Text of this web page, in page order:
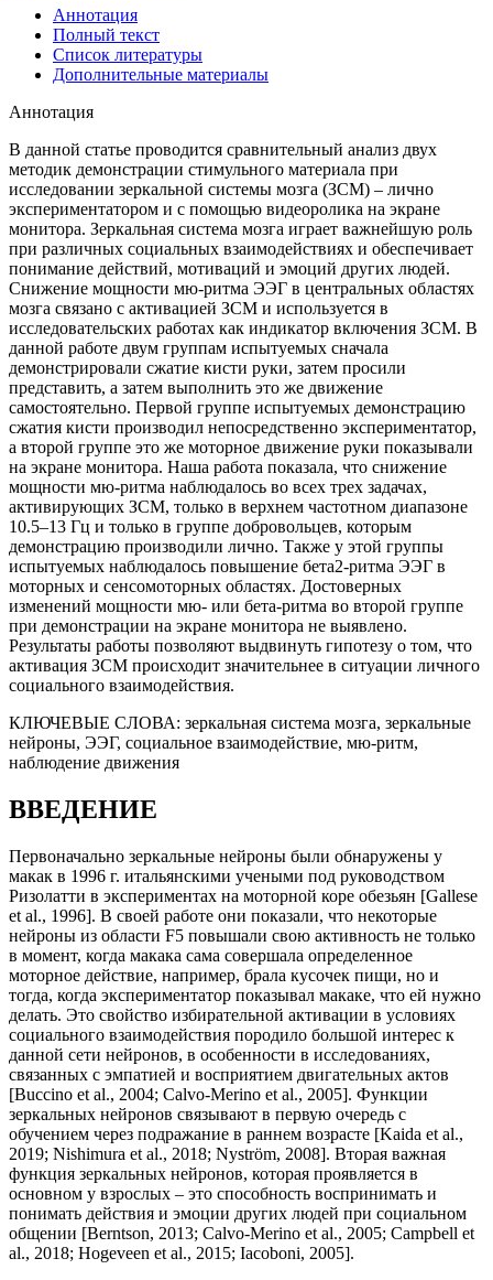
Аннотация
Полный текст
Список литературы
Дополнительные материалы
Аннотация
В данной статье проводится сравнительный анализ двух
методик демонстрации стимульного материала при
исследовании зеркальной системы мозга (ЗСМ) – лично
экспериментатором и с помощью видеоролика на экране
монитора. Зеркальная система мозга играет важнейшую роль
при различных социальных взаимодействиях и обеспечивает
понимание действий, мотиваций и эмоций других людей.
Снижение мощности мю-ритма ЭЭГ в центральных областях
мозга связано с активацией ЗСМ и используется в
исследовательских работах как индикатор включения ЗСМ. В
данной работе двум группам испытуемых сначала
демонстрировали сжатие кисти руки, затем просили
представить, а затем выполнить это же движение
самостоятельно. Первой группе испытуемых демонстрацию
сжатия кисти производил непосредственно экспериментатор,
а второй группе это же моторное движение руки показывали
на экране монитора. Наша работа показала, что снижение
мощности мю-ритма наблюдалось во всех трех задачах,
активирующих ЗСМ, только в верхнем частотном диапазоне
10.5–13 Гц и только в группе добровольцев, которым
демонстрацию производили лично. Также у этой группы
испытуемых наблюдалось повышение бета2-ритма ЭЭГ в
моторных и сенсомоторных областях. Достоверных
изменений мощности мю- или бета-ритма во второй группе
при демонстрации на экране монитора не выявлено.
Результаты работы позволяют выдвинуть гипотезу о том, что
активация ЗСМ происходит значительнее в ситуации личного
социального взаимодействия.
КЛЮЧЕВЫЕ СЛОВА: зеркальная система мозга, зеркальные
нейроны, ЭЭГ, социальное взаимодействие, мю-ритм,
наблюдение движения
ВВЕДЕНИЕ
Первоначально зеркальные нейроны были обнаружены у
макак в 1996 г. итальянскими учеными под руководством
Ризолатти в экспериментах на моторной коре обезьян [Gallese
et al., 1996]. В своей работе они показали, что некоторые
нейроны из области F5 повышали свою активность не только
в момент, когда макака сама совершала определенное
моторное действие, например, брала кусочек пищи, но и
тогда, когда экспериментатор показывал макаке, что ей нужно
делать. Это свойство избирательной активации в условиях
социального взаимодействия породило большой интерес к
данной сети нейронов, в особенности в исследованиях,
связанных с эмпатией и восприятием двигательных актов
[Buccino et al., 2004; Calvo-Merino et al., 2005]. Функции
зеркальных нейронов связывают в первую очередь с
обучением через подражание в раннем возрасте [Kaida et al.,
2019; Nishimura et al., 2018; Nyström, 2008]. Вторая важная
функция зеркальных нейронов, которая проявляется в
основном у взрослых – это способность воспринимать и
понимать действия и эмоции других людей при социальном
общении [Berntson, 2013; Calvo-Merino et al., 2005; Campbell et
al., 2018; Hogeveen et al., 2015; Iacoboni, 2005].